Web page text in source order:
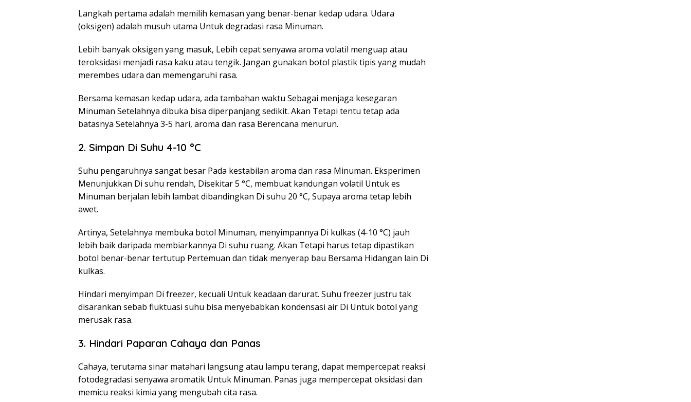
Langkah pertama adalah memilih kemasan yang benar-benar kedap udara. Udara
(oksigen) adalah musuh utama Untuk degradasi rasa Minuman.
Lebih banyak oksigen yang masuk, Lebih cepat senyawa aroma volatil menguap atau
teroksidasi menjadi rasa kaku atau tengik. Jangan gunakan botol plastik tipis yang mudah
merembes udara dan memengaruhi rasa.
Bersama kemasan kedap udara, ada tambahan waktu Sebagai menjaga kesegaran
Minuman Setelahnya dibuka bisa diperpanjang sedikit. Akan Tetapi tentu tetap ada
batasnya Setelahnya 3-5 hari, aroma dan rasa Berencana menurun.
2. Simpan Di Suhu 4-10 °C
Suhu pengaruhnya sangat besar Pada kestabilan aroma dan rasa Minuman. Eksperimen
Menunjukkan Di suhu rendah, Disekitar 5 °C, membuat kandungan volatil Untuk es
Minuman berjalan lebih lambat dibandingkan Di suhu 20 °C, Supaya aroma tetap lebih
awet.
Artinya, Setelahnya membuka botol Minuman, menyimpannya Di kulkas (4-10 °C) jauh
lebih baik daripada membiarkannya Di suhu ruang. Akan Tetapi harus tetap dipastikan
botol benar-benar tertutup Pertemuan dan tidak menyerap bau Bersama Hidangan lain Di
kulkas.
Hindari menyimpan Di freezer, kecuali Untuk keadaan darurat. Suhu freezer justru tak
disarankan sebab fluktuasi suhu bisa menyebabkan kondensasi air Di Untuk botol yang
merusak rasa.
3. Hindari Paparan Cahaya dan Panas
Cahaya, terutama sinar matahari langsung atau lampu terang, dapat mempercepat reaksi
fotodegradasi senyawa aromatik Untuk Minuman. Panas juga mempercepat oksidasi dan
memicu reaksi kimia yang mengubah cita rasa.